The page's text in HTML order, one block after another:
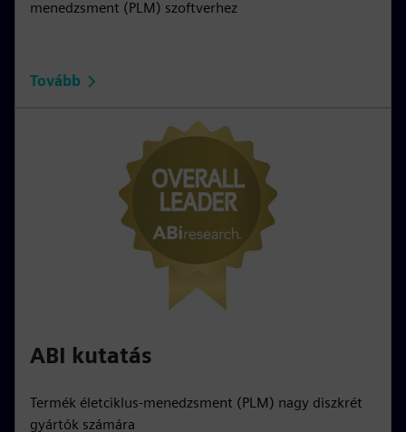
menedzsment (PLM) szoftverhez
Tovább
ABI kutatás
Termék életciklus-menedzsment (PLM) nagy diszkrét
gyártók számára